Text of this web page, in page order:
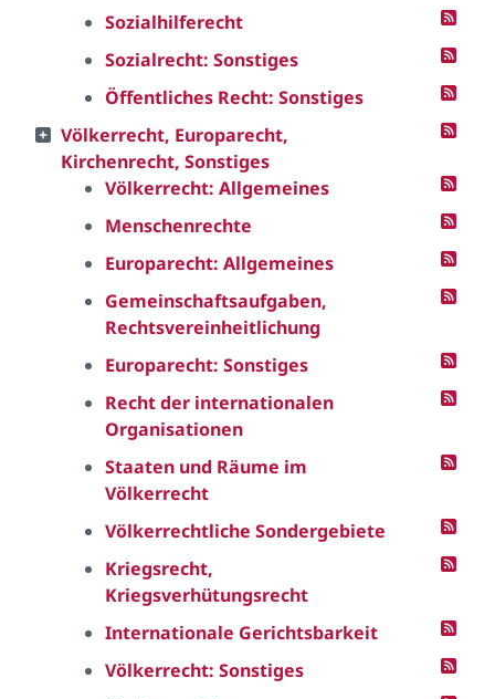
Sozialhilferecht
Sozialrecht: Sonstiges
Öffentliches Recht: Sonstiges
Völkerrecht, Europarecht,
Kirchenrecht, Sonstiges
Völkerrecht: Allgemeines
Menschenrechte
Europarecht: Allgemeines
Gemeinschaftsaufgaben,
Rechtsvereinheitlichung
Europarecht: Sonstiges
Recht der internationalen
Organisationen
Staaten und Räume im
Völkerrecht
Völkerrechtliche Sondergebiete
Kriegsrecht,
Kriegsverhütungsrecht
Internationale Gerichtsbarkeit
Völkerrecht: Sonstiges